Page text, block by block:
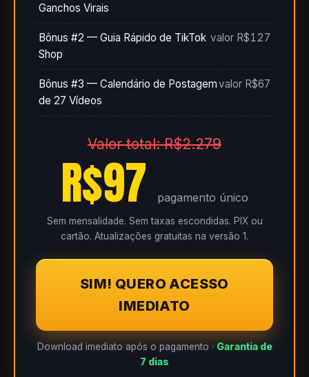
Ganchos Virais
Bônus #2 — Guia Rápido de TikTok
Shop
valor R$127
Bônus #3 — Calendário de Postagem
de 27 Vídeos
valor R$67
Valor total: R$2.279
R$97 pagamento único
Sem mensalidade. Sem taxas escondidas. PIX ou
cartão. Atualizações gratuitas na versão 1.
SIM! QUERO ACESSO
IMEDIATO
Download imediato após o pagamento · Garantia de
7 dias